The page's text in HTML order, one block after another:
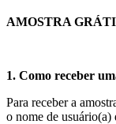
AMOSTRA
1. Como receber
Para receber a
o nome de